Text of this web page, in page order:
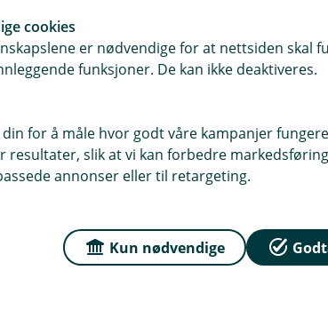
oss
Om oss
Kontakt oss
cookies
er nødvendige for at nettsiden skal
funksjoner. De kan ikke deaktiveres.
for å måle hvor godt våre kampanjer
resultater, slik at vi kan forbedre
annonser eller til retargeting.
Kun nødvendige